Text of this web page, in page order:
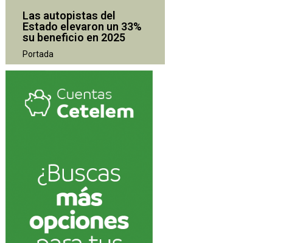
Las autopistas del
Estado elevaron un 33%
su beneficio en 2025
Portada